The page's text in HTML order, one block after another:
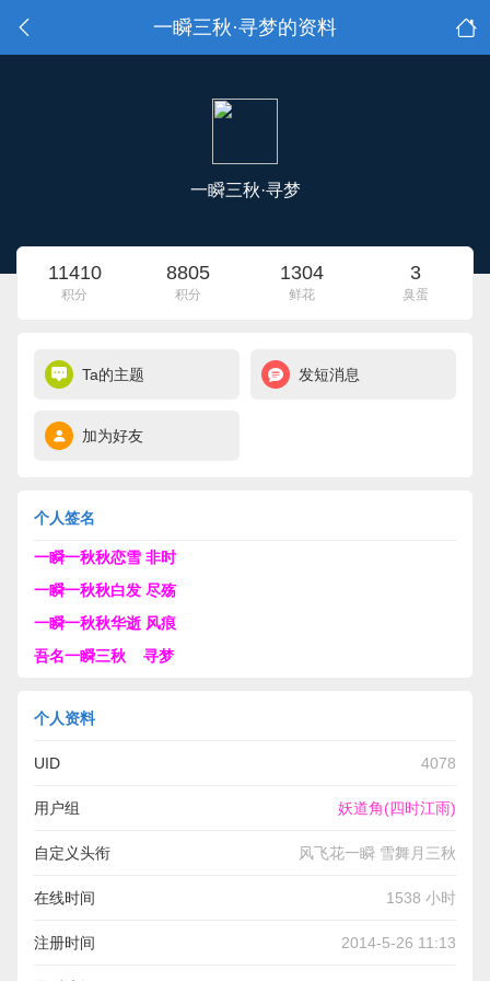
一瞬三秋·寻梦的资料
一瞬三秋·寻梦
11410
积分
8805
积分
1304
鲜花
3
臭蛋
Ta的主题 发短消息
加为好友
个人签名
一瞬一秋秋恋雪 非时
一瞬一秋秋白发 尽殇
一瞬一秋秋华逝 风痕
吾名一瞬三秋 寻梦
个人资料
UID 4078
用户组 妖道角(四时江雨)
自定义头衔 风飞花一瞬 雪舞月三秋
在线时间 1538 小时
注册时间 2014-5-26 11:13